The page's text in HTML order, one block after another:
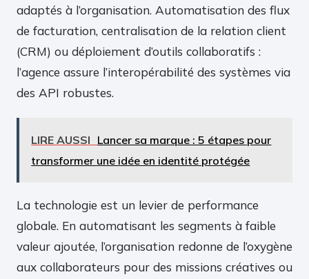
adaptés à l’organisation. Automatisation des flux
de facturation, centralisation de la relation client
(CRM) ou déploiement d’outils collaboratifs :
l’agence assure l’interopérabilité des systèmes via
des API robustes.
LIRE AUSSI Lancer sa marque : 5 étapes pour
transformer une idée en identité protégée
La technologie est un levier de performance
globale. En automatisant les segments à faible
valeur ajoutée, l’organisation redonne de l’oxygène
aux collaborateurs pour des missions créatives ou